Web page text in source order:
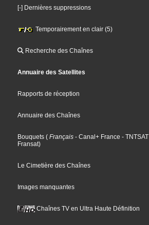
[-] Dernières suppressions
Temporairement en clair (5)
Recherche des Chaînes
Annuaire des Satellites
Rapports de réception
Annuaire des Chaînes
Bouquets ( Français - Canal+ France - TNTSAT
Fransat)
Le Cimetière des Chaînes
Images manquantes
Chaînes TV en Ultra Haute Définition